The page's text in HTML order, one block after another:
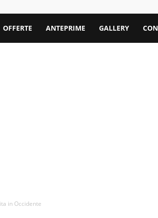
OFFERTE ANTEPRIME GALLERY
in Occidente